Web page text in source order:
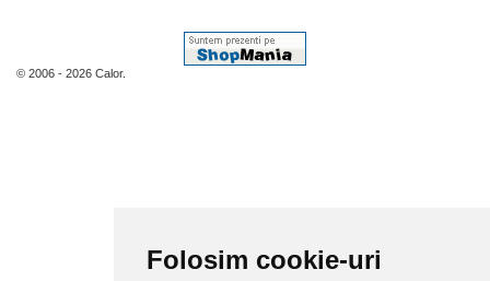
Folosim cookie-uri
© 2006 - 2026 Calor.